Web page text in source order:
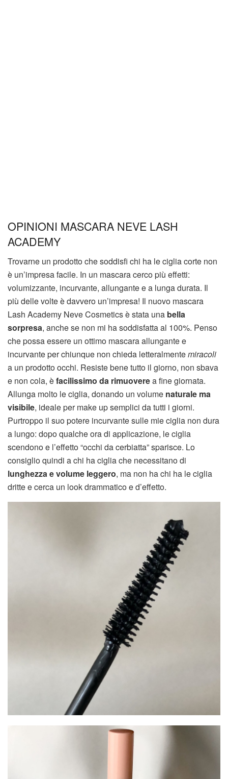
OPINIONI MASCARA NEVE LASH
ACADEMY
Trovarne un prodotto che soddisfi chi ha le ciglia corte non
è un’impresa facile. In un mascara cerco più effetti:
volumizzante, incurvante, allungante e a lunga durata. Il
più delle volte è davvero un’impresa! Il nuovo mascara
Lash Academy Neve Cosmetics è stata una bella
sorpresa, anche se non mi ha soddisfatta al 100%. Penso
che possa essere un ottimo mascara allungante e
incurvante per chiunque non chieda letteralmentemiracoli
a un prodotto occhi. Resiste bene tutto il giorno, non sbava
e non cola, èfacilissimo da rimuoverea fine giornata.
Allunga molto le ciglia, donando un volume naturale ma
visibile, ideale per make up semplici da tutti i giorni.
Purtroppo il suo potere incurvante sulle mie ciglia non dura
a lungo: dopo qualche ora di applicazione, le ciglia
scendono e l’effetto “occhi da cerbiatta” sparisce. Lo
consiglio quindi a chi ha ciglia che necessitano di
lunghezza e volume leggero, ma non ha chi ha le ciglia
dritte e cerca un look drammatico e d’effetto.